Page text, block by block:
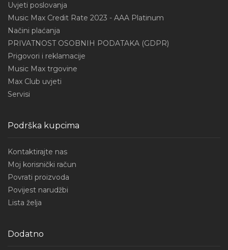
Uvjeti poslovanja
Music Max Credit Rate 2023 - AAA Platinum
Načini plaćanja
PRIVATNOST OSOBNIH PODATAKA (GDPR)
Prigovori i reklamacije
Music Max trgovine
Max Club uvjeti
Servisi
Podrška kupcima
Kontaktirajte nas
Moj korisnički račun
Povrati proizvoda
Povijest narudžbi
Lista želja
Dodatno